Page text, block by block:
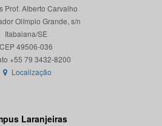
Prof. Alberto Carvalho
Olímpio Grande, s/n
Itabaiana/SE
CEP 49506-036
Localização
Laranjeiras